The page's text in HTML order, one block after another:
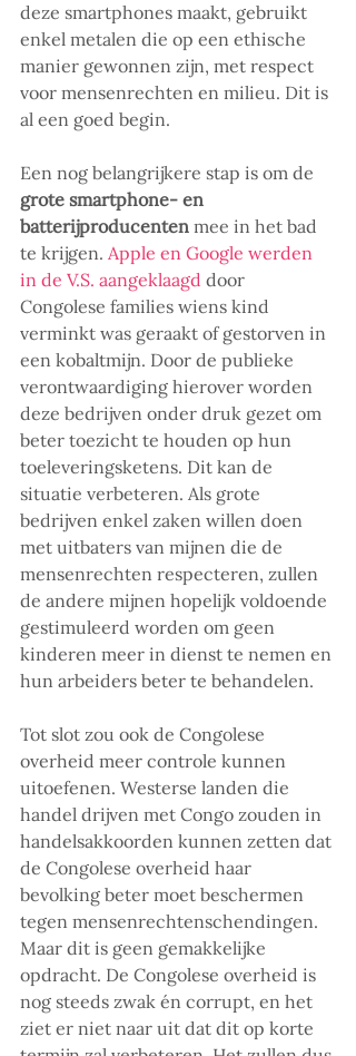
deze smartphones maakt, gebruikt
enkel metalen die op een ethische
manier gewonnen zijn, met respect
voor mensenrechten en milieu. Dit is
al een goed begin.
Een nog belangrijkere stap is om de
grote smartphone- en
batterijproducenten mee in het bad
te krijgen. Apple en Google werden
in de V.S. aangeklaagd door
Congolese families wiens kind
verminkt was geraakt of gestorven in
een kobaltmijn. Door de publieke
verontwaardiging hierover worden
deze bedrijven onder druk gezet om
beter toezicht te houden op hun
toeleveringsketens. Dit kan de
situatie verbeteren. Als grote
bedrijven enkel zaken willen doen
met uitbaters van mijnen die de
mensenrechten respecteren, zullen
de andere mijnen hopelijk voldoende
gestimuleerd worden om geen
kinderen meer in dienst te nemen en
hun arbeiders beter te behandelen.
Tot slot zou ook de Congolese
overheid meer controle kunnen
uitoefenen. Westerse landen die
handel drijven met Congo zouden in
handelsakkoorden kunnen zetten dat
de Congolese overheid haar
bevolking beter moet beschermen
tegen mensenrechtenschendingen.
Maar dit is geen gemakkelijke
opdracht. De Congolese overheid is
nog steeds zwak én corrupt, en het
ziet er niet naar uit dat dit op korte